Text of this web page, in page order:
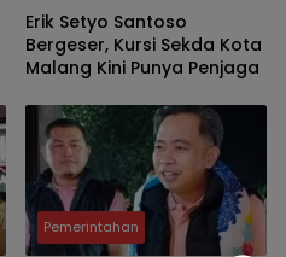
Erik Setyo Santoso
Bergeser, Kursi Sekda Kota
Malang Kini Punya Penjaga
Pemerintahan